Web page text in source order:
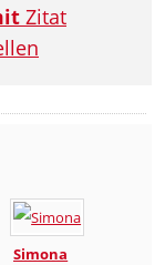
Zitat
Simona